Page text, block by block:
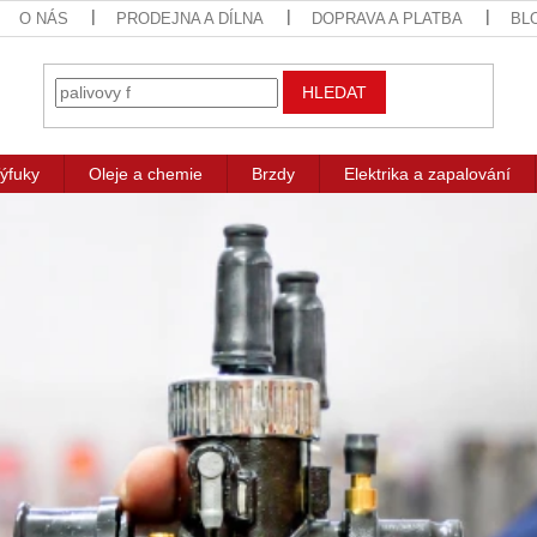
O NÁS PRODEJNA A DÍLNA DOPRAVA A PLATBA
HLEDAT
Oleje a chemie Brzdy Elektrika a zapalování